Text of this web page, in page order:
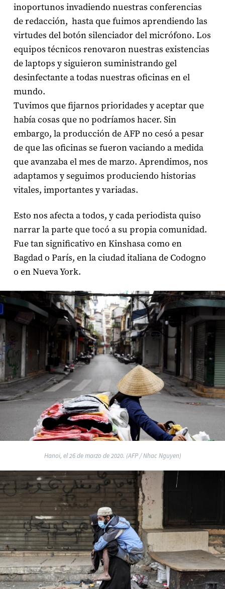
inoportunos invadiendo nuestras conferencias
de redacción, hasta que fuimos aprendiendo las
virtudes del botón silenciador del micrófono. Los
equipos técnicos renovaron nuestras existencias
de laptops y siguieron suministrando gel
desinfectante a todas nuestras oficinas en el
mundo.
Tuvimos que fijarnos prioridades y aceptar que
había cosas que no podríamos hacer. Sin
embargo, la producción de AFP no cesó a pesar
de que las oficinas se fueron vaciando a medida
que avanzaba el mes de marzo. Aprendimos, nos
adaptamos y seguimos produciendo historias
vitales, importantes y variadas.
Esto nos afecta a todos, y cada periodista quiso
narrar la parte que tocó a su propia comunidad.
Fue tan significativo en Kinshasa como en
Bagdad o París, en la ciudad italiana de Codogno
o en Nueva York.
Hanoi, el 26 de marzo de 2020. (AFP / Nhac Nguyen)